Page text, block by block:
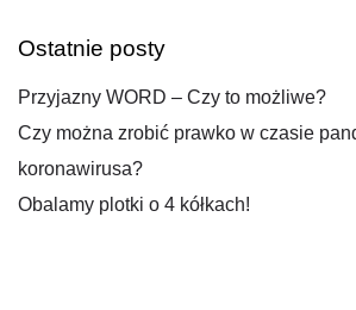
Ostatnie posty
Przyjazny WORD – Czy to możliwe?
Czy można zrobić prawko w czasie
koronawirusa?
Obalamy plotki o 4 kółkach!